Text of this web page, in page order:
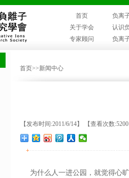
首页
负离
关于学会
认识
专家顾问
负离
首页>>新闻中心
【发布时间:2011/6/14】 【查看次数
+
为什么人一进公园，就觉得心